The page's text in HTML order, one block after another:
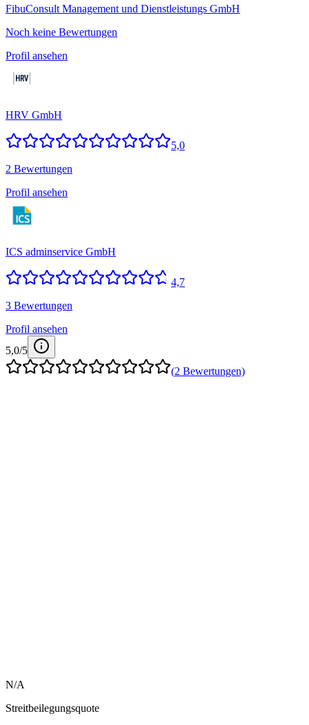
FibuConsult Management und Dienstleistungs GmbH
Noch keine Bewertungen
Profil ansehen
HRV GmbH
5,0
2 Bewertungen
Profil ansehen
ICS adminservice GmbH
4,7
3 Bewertungen
Profil ansehen
5,0/5
(2 Bewertungen)
N/A
Streitbeilegungsquote